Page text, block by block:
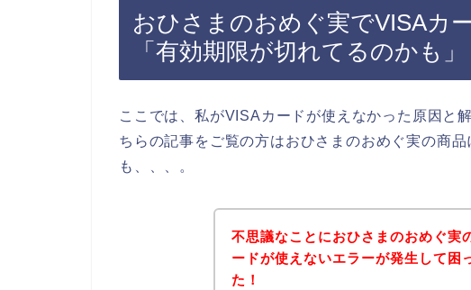
おひさまのおめぐ実でVISAカ
「有効期限が切れてるのかも」
ここでは、私がVISAカードが使えなかった原因と
ちらの記事をご覧の方はおひさまのおめぐ実の商
も、、、。
不思議なことにおひさまのおめぐ実
ードが使えないエラーが発生して困
た！